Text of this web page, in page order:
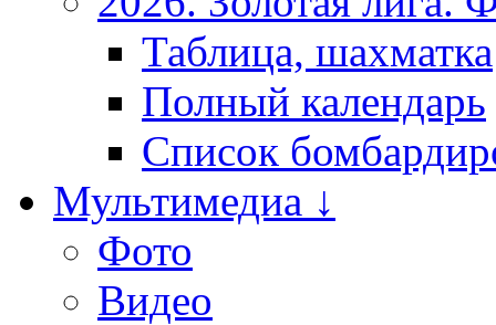
Таблица, шахматка
Полный календарь
Список
Мультимедиа ↓
Фото
Видео